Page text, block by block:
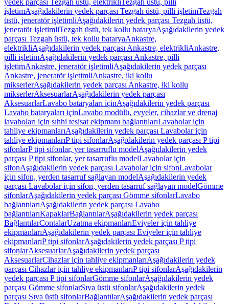
yedek parçası Tezgah üstü, elektrikli Tezgah üstü, pilli
işletimAşağıdakilerin yedek parçası Tezgah üstü, pilli işletimTezgah
üstü, jeneratör işletimliAşağıdakilerin yedek parçası Tezgah üstü,
jeneratör işletimliTezgah üstü, tek kollu bataryaAşağıdakilerin yedek
parçası Tezgah üstü, tek kollu bataryaAnkastre,
elektrikliAşağıdakilerin yedek parçası Ankastre, elektrikliAnkastre,
pilli işletimAşağıdakilerin yedek parçası Ankastre, pilli
işletimAnkastre, jeneratör işletimliAşağıdakilerin yedek parçası
Ankastre, jeneratör işletimliAnkastre, iki kollu
mikserlerAşağıdakilerin yedek parçası Ankastre, iki kollu
mikserlerAksesuarlarAşağıdakilerin yedek parçası
AksesuarlarLavabo bataryaları içinAşağıdakilerin yedek parçası
Lavabo bataryaları içinLavabo modülü, evyeler, cihazlar ve drenaj
lavaboları için sıhhi tesisat ekipmanı bağlantılarıLavabolar için
tahliye ekipmanlarıAşağıdakilerin yedek parçası Lavabolar için
tahliye ekipmanlarıP tipi sifonlarAşağıdakilerin yedek parçası P tipi
sifonlarP tipi sifonlar, yer tasarruflu modelAşağıdakilerin yedek
parçası P tipi sifonlar, yer tasarruflu modelLavabolar için
sifonAşağıdakilerin yedek parçası Lavabolar için sifonLavabolar
için sifon, yerden tasarruf sağlayan modelAşağıdakilerin yedek
parçası Lavabolar için sifon, yerden tasarruf sağlayan modelGömme
sifonlarAşağıdakilerin yedek parçası Gömme sifonlarLavabo
bağlantılarıAşağıdakilerin yedek parçası Lavabo
bağlantılarıKapaklarBağlantılarAşağıdakilerin yedek parçası
BağlantılarContalarUzatma ekipmanlarıEviyeler için tahliye
ekipmanlarıAşağıdakilerin yedek parçası Eviyeler için tahliye
ekipmanlarıP tipi sifonlarAşağıdakilerin yedek parçası P tipi
sifonlarAksesuarlarAşağıdakilerin yedek parçası
AksesuarlarCihazlar için tahliye ekipmanlarıAşağıdakilerin yedek
parçası Cihazlar için tahliye ekipmanlarıP tipi sifonlarAşağıdakilerin
yedek parçası P tipi sifonlarGömme sifonlarAşağıdakilerin yedek
parçası Gömme sifonlarSıva üstü sifonlarAşağıdakilerin yedek
parçası Sıva üstü sifonlarBağlantılarAşağıdakilerin yedek parçası